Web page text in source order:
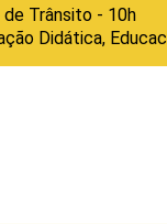
Trânsito - 10h
Didática,